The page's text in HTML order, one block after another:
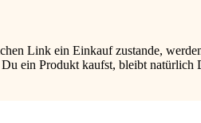
Link ein Einkauf zustande,
ein Produkt kaufst, bleibt